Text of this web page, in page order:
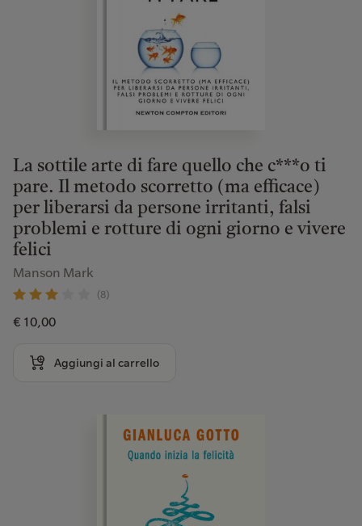
La sottile arte di fare quello che c***o ti
pare. Il metodo scorretto (ma efficace)
per liberarsi da persone irritanti, falsi
problemi e rotture di ogni giorno e vivere
felici
Manson Mark
(8)
€ 10,00
Aggiungi al carrello